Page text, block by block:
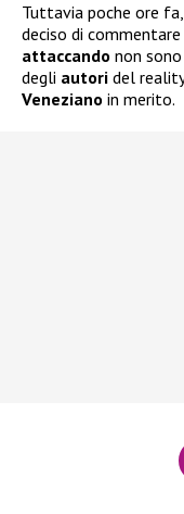
Tuttavia poche ore
deciso di
attaccando non
degli autori del
Veneziano in merito.